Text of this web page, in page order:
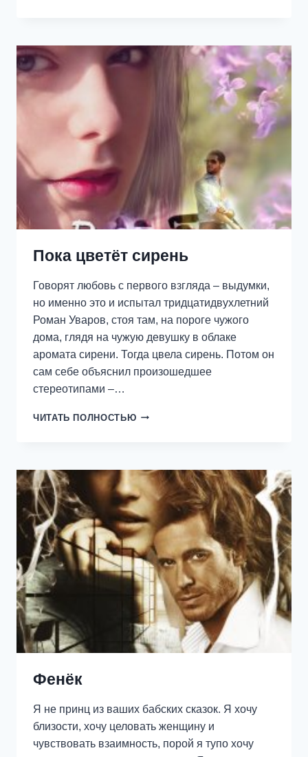
ИЛИ
СЛАВА
Пока цветёт сирень
Говорят любовь с первого взгляда – выдумки,
но именно это и испытал тридцатидвухлетний
Роман Уваров, стоя там, на пороге чужого
дома, глядя на чужую девушку в облаке
аромата сирени. Тогда цвела сирень. Потом он
сам себе объяснил произошедшее
стереотипами –…
ЧИТАТЬ ПОЛНОСТЬЮ ПОКА
Фенёк
Я не принц из ваших бабских сказок. Я хочу
близости, хочу целовать женщину и
чувствовать взаимность, порой я тупо хочу